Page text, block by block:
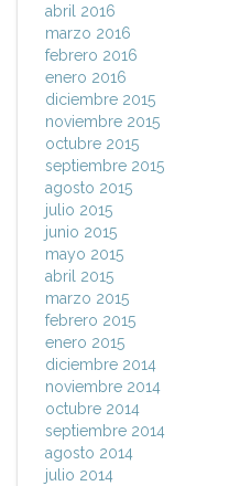
abril 2016
marzo 2016
febrero 2016
enero 2016
diciembre 2015
noviembre 2015
octubre 2015
septiembre 2015
agosto 2015
julio 2015
junio 2015
mayo 2015
abril 2015
marzo 2015
febrero 2015
enero 2015
diciembre 2014
noviembre 2014
octubre 2014
septiembre 2014
agosto 2014
julio 2014